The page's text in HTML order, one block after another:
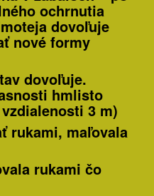
ochrnutia
dovoľuje
nové formy
dovoľuje.
hmlisto
3 m)
rukami, maľovala
rukami čo